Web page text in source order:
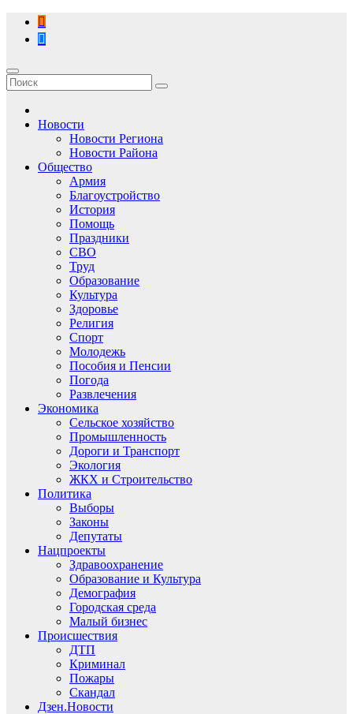
Перейти
содержимому
Новости
Новости Региона
Новости Района
Общество
Армия
Благоустройство
История
Помощь
Праздники
СВО
Труд
Образование
Культура
Здоровье
Религия
Спорт
Молодежь
Пособия и Пенсии
Погода
Развлечения
Экономика
Сельское хозяйство
Промышленность
Дороги и Транспорт
Экология
ЖКХ и Строительство
Политика
Выборы
Законы
Депутаты
Нацпроекты
Здравоохранение
Образование и Культура
Демография
Городская среда
Малый бизнес
Происшествия
ДТП
Криминал
Пожары
Скандал
Дзен.Новости